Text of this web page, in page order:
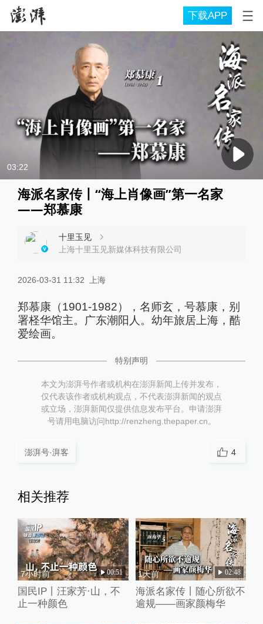
下载APP
03:22
海派名家传丨“海上肖像画”第一名家
——郑慕康
十里玉见
上海十里玉见新媒体科技有限公司
2026-03-31 11:32 上海
郑慕康（1901-1982），名师玄，号慕康，别
署柽华馆主。广东潮阳人。幼年旅居上海，酷
爱绘画。
特别声明
本文为澎湃号作者或机构在澎湃新闻上传并发布，
仅代表该作者或机构观点，不代表澎湃新闻的观点
或立场，澎湃新闻仅提供信息发布平台。申请澎湃
号请用电脑访问http://renzheng.thepaper.cn。
澎湃号·湃客 4
相关推荐
7小时前 00:51
国民IP丨汪家芳·山，不
止一种颜色
1天前 02:48
海派名家传丨随心所欲不
逾规——画家颜梅华